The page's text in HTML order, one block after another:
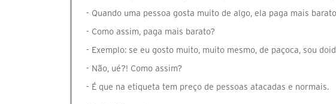
- Quando uma pessoa gosta muito de algo, ela paga mais
- Como assim, paga mais barato?
- Exemplo: se eu gosto muito, muito mesmo, de paçoca, sou
- Não, ué?! Como assim?
- É que na etiqueta tem preço de pessoas atacadas e normais.